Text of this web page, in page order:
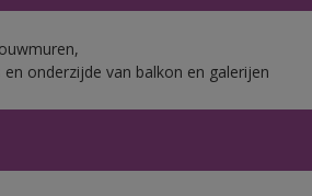
onderzijde van balkon en galerijen